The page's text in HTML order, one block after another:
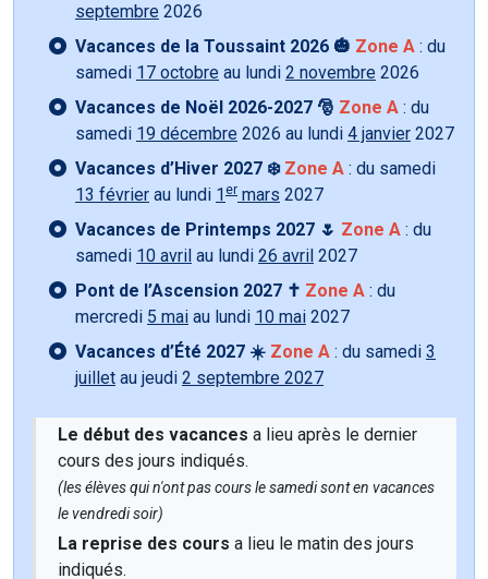
septembre 2026
Vacances de la Toussaint 2026 🎃 Zone A : du
samedi 17 octobre au lundi 2 novembre 2026
Vacances de Noël 2026-2027 🎅 Zone A : du
samedi 19 décembre 2026 au lundi 4 janvier 2027
Vacances d’Hiver 2027 ❄️ Zone A : du samedi
13 février au lundi 1 er mars 2027
Vacances de Printemps 2027 🌷 Zone A : du
samedi 10 avril au lundi 26 avril 2027
Pont de l’Ascension 2027 ✝️ Zone A : du
mercredi 5 mai au lundi 10 mai 2027
Vacances d’Été 2027 ☀️ Zone A : du samedi 3
juillet au jeudi 2 septembre 2027
Le début des vacances a lieu après le dernier
cours des jours indiqués.
(les élèves qui n'ont pas cours le samedi sont en vacances
le vendredi soir)
La reprise des cours a lieu le matin des jours
indiqués.